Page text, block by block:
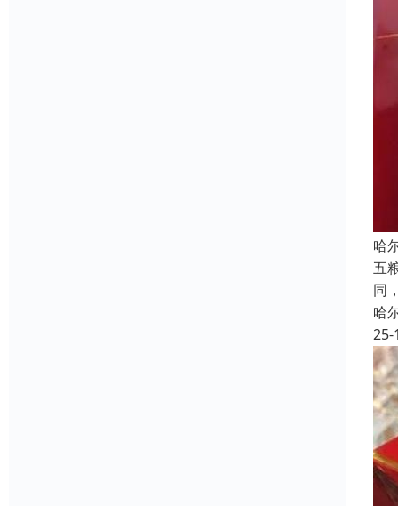
哈
五
同
哈
25-